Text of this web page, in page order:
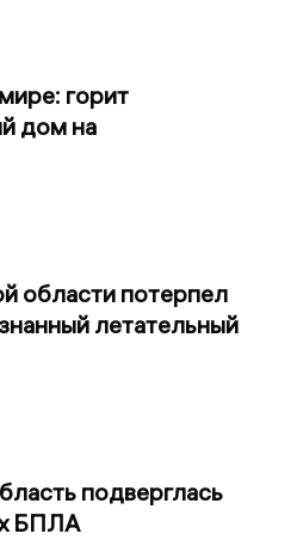
горит
дом на
области потерпел
летательный
подверглась
БПЛА